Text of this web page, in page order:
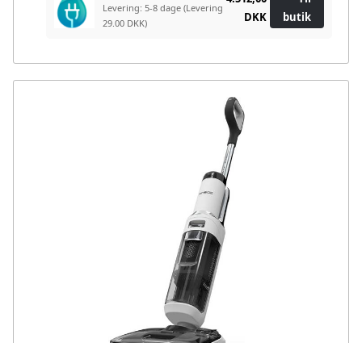
Levering: 5-8 dage (Levering
29.00 DKK)
DKK
butik